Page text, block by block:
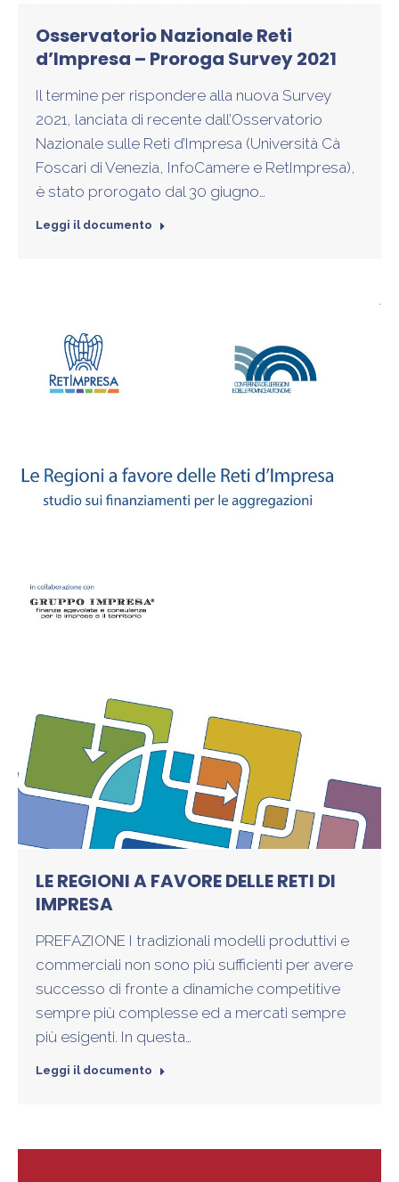
Osservatorio Nazionale Reti
d’Impresa – Proroga Survey 2021
Il termine per rispondere alla nuova Survey
2021, lanciata di recente dall’Osservatorio
Nazionale sulle Reti d’Impresa (Università Cà
Foscari di Venezia, InfoCamere e RetImpresa),
è stato prorogato dal 30 giugno…
Leggi il documento
LE REGIONI A FAVORE DELLE RETI DI
IMPRESA
PREFAZIONE I tradizionali modelli produttivi e
commerciali non sono più sufficienti per avere
successo di fronte a dinamiche competitive
sempre più complesse ed a mercati sempre
più esigenti. In questa…
Leggi il documento